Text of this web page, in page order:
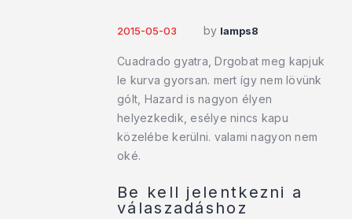
2015-05-03 by lamps8
Cuadrado gyatra, Drgobat meg kapjuk
le kurva gyorsan. mert így nem lövünk
gólt, Hazard is nagyon élyen
helyezkedik, esélye nincs kapu
közelébe kerülni. valami nagyon nem
oké.
Be kell jelentkezni a
válaszadáshoz